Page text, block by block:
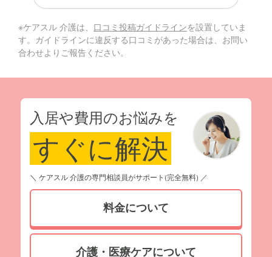
※ケアスル 介護は、 口コミ投稿ガイドラインを設置していま
す。ガイドラインに違反する口コミがあった場合は、お問い
合わせよりご報告ください。
入居や費用のお悩みを
すぐに解決
＼ ケアスル 介護の専門相談員がサポート(完全無料) ／
料金について
介護・医療ケアについて